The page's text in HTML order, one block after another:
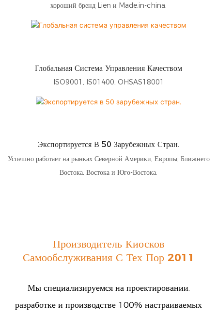
хороший бренд Lien и Made.in-china.
Глобальная Система Управления Качеством
ISO9001, IS01400, OHSAS18001
Экспортируется В 50 Зарубежных Стран.
Успешно работает на рынках Северной Америки, Европы, Ближнего
Востока, Востока и Юго-Востока.
Производитель Киосков
Самообслуживания С Тех Пор 2011
Мы специализируемся на проектировании,
разработке и производстве 100% настраиваемых